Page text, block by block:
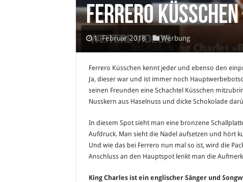
Ferrero Küsschen
1. Februar 2018 Werbung
Ferrero Küsschen kennt jeder und ebenso den
Ja, dieser war und ist immer noch
seinen Freunden eine Schachtel Küsschen
Nusskern aus Haselnuss und dicke Schokolade
In diesem Spot sieht man eine bronzene
Aufdruck. Man sieht die Nadel aufsetzen und hört
Und wie das bei Ferrero nun mal so ist, wird die
Anschluss an den Hauptspot lenkt man die
King Charles ist ein englischer Sänger und